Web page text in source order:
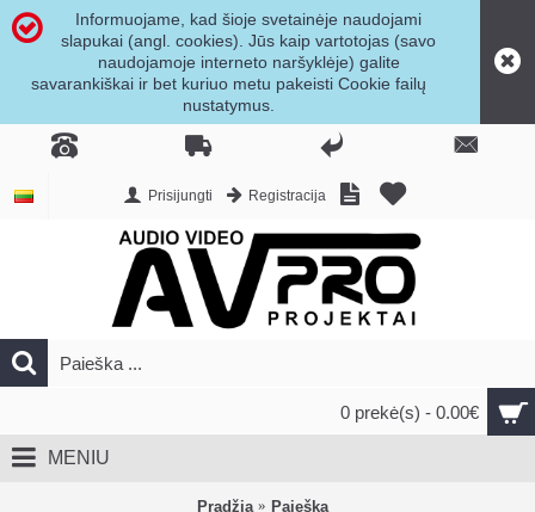
Informuojame, kad šioje svetainėje naudojami
slapukai (angl. cookies). Jūs kaip vartotojas (savo
naudojamoje interneto naršyklėje) galite
savarankiškai ir bet kuriuo metu pakeisti Cookie failų
nustatymus.
Prisijungti Registracija
0 prekė(s) - 0.00€
MENIU
Pradžia Paieška